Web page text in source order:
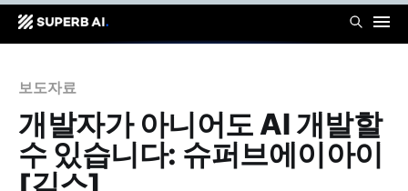
보도자료
개발자가 아니어도 AI 개발할
수 있습니다: 슈퍼브에이아이